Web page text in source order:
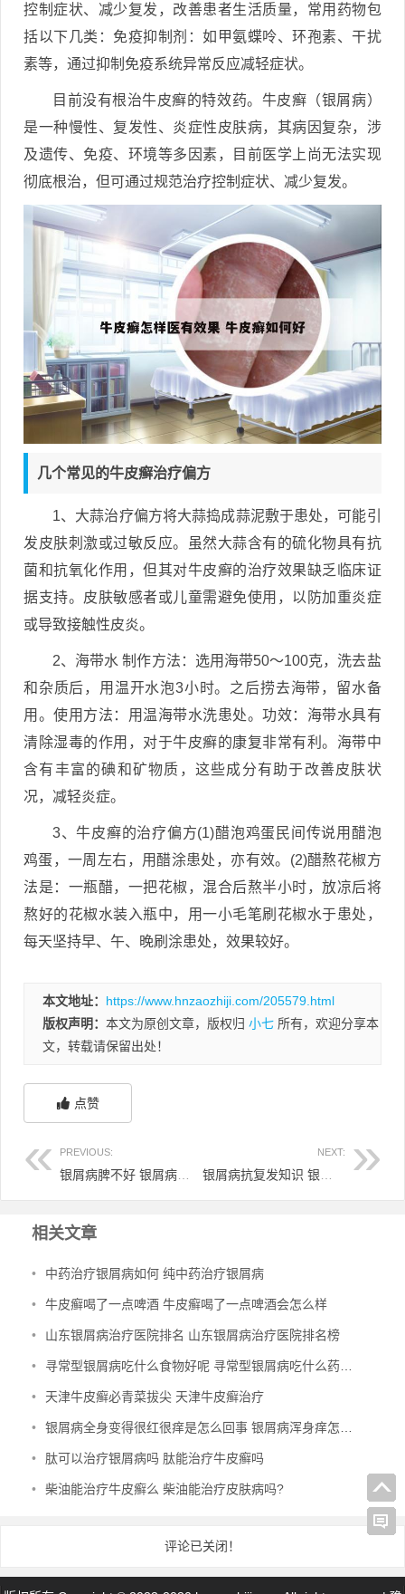
控制症状、减少复发，改善患者生活质量，常用药物包
括以下几类：免疫抑制剂：如甲氨蝶呤、环孢素、干扰
素等，通过抑制免疫系统异常反应减轻症状。
目前没有根治牛皮癣的特效药。牛皮癣（银屑病）
是一种慢性、复发性、炎症性皮肤病，其病因复杂，涉
及遗传、免疫、环境等多因素，目前医学上尚无法实现
彻底根治，但可通过规范治疗控制症状、减少复发。
几个常见的牛皮癣治疗偏方
1、大蒜治疗偏方将大蒜捣成蒜泥敷于患处，可能引
发皮肤刺激或过敏反应。虽然大蒜含有的硫化物具有抗
菌和抗氧化作用，但其对牛皮癣的治疗效果缺乏临床证
据支持。皮肤敏感者或儿童需避免使用，以防加重炎症
或导致接触性皮炎。
2、海带水 制作方法：选用海带50～100克，洗去盐
和杂质后，用温开水泡3小时。之后捞去海带，留水备
用。使用方法：用温海带水洗患处。功效：海带水具有
清除湿毒的作用，对于牛皮癣的康复非常有利。海带中
含有丰富的碘和矿物质，这些成分有助于改善皮肤状
况，减轻炎症。
3、牛皮癣的治疗偏方(1)醋泡鸡蛋民间传说用醋泡
鸡蛋，一周左右，用醋涂患处，亦有效。(2)醋熬花椒方
法是：一瓶醋，一把花椒，混合后熬半小时，放凉后将
熬好的花椒水装入瓶中，用一小毛笔刷花椒水于患处，
每天坚持早、午、晚刷涂患处，效果较好。
本文地址： https://www.hnzaozhiji.com/205579.html
版权声明： 本文为原创文章，版权归 小七 所有，欢迎分享本
文，转载请保留出处！
点赞
PREVIOUS: NEXT:
相关文章
• 中药治疗银屑病如何 纯中药治疗银屑病
• 牛皮癣喝了一点啤酒 牛皮癣喝了一点啤酒会怎么样
• 山东银屑病治疗医院排名 山东银屑病治疗医院排名榜
• 寻常型银屑病吃什么食物好呢 寻常型银屑病吃什么药效果好
• 天津牛皮癣必青菜拔尖 天津牛皮癣治疗
• 银屑病全身变得很红很痒是怎么回事 银屑病浑身痒怎么办
• 肽可以治疗银屑病吗 肽能治疗牛皮癣吗
• 柴油能治疗牛皮癣么 柴油能治疗皮肤病吗?
评论已关闭！